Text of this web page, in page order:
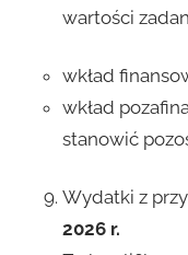
wartości
wkład
wkład
stanowić
Wydatki z
2026 r.